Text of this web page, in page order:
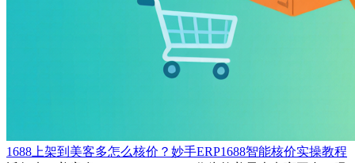
1688上架到美客多怎么核价？妙手ERP1688智能核价实操教程